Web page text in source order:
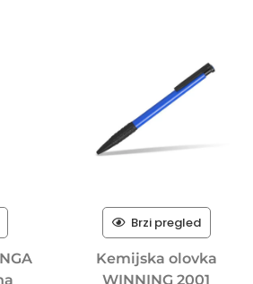
Brzi pregled
Kemijska olovka
WINNING 2001